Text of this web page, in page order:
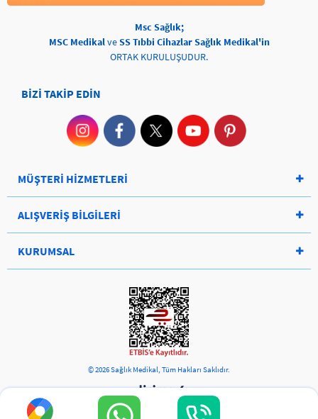
Msc Sağlık;
MSC MedikalveSS Tıbbi Cihazlar Sağlık Medikal'in
ORTAK KURULUŞUDUR.
BİZİ TAKİP EDİN
MÜŞTERİ HİZMETLERİ
ALIŞVERİŞ BİLGİLERİ
KURUMSAL
© 2026 Sağlık Medikal, Tüm Hakları Saklıdır.